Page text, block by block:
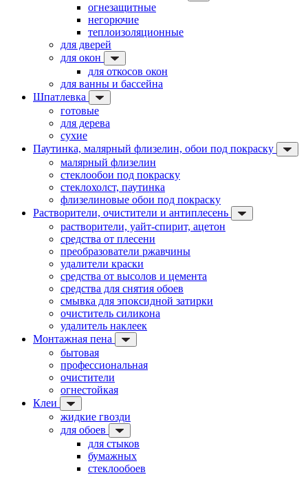
огнезащитные
негорючие
теплоизоляционные
для дверей
для окон
для откосов окон
для ванны и бассейна
Шпатлевка
готовые
для дерева
сухие
Паутинка, малярный флизелин, обои под покраску
малярный флизелин
стеклообои под покраску
стеклохолст, паутинка
флизелиновые обои под покраску
Растворители, очистители и антиплесень
растворители, уайт-спирит, ацетон
средства от плесени
преобразователи ржавчины
удалители краски
средства от высолов и цемента
средства для снятия обоев
смывка для эпоксидной затирки
очиститель силикона
удалитель наклеек
Монтажная пена
бытовая
профессиональная
очистители
огнестойкая
Клеи
жидкие гвозди
для обоев
для стыков
бумажных
стеклообоев